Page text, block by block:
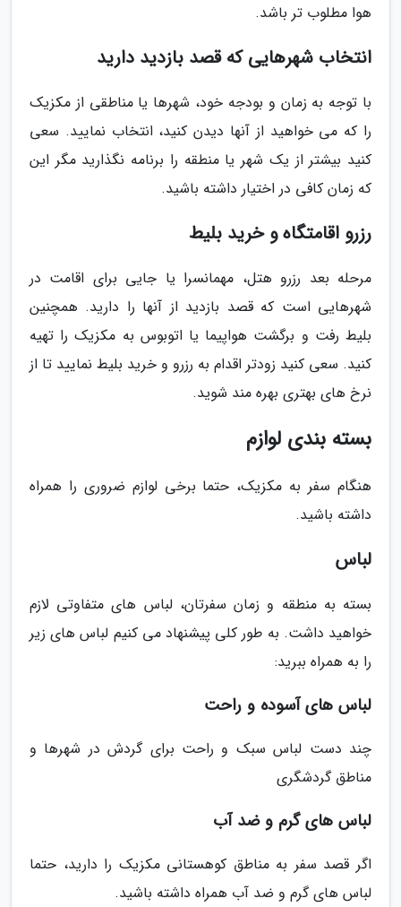
هوا مطلوب تر باشد.
انتخاب شهرهایی که قصد بازدید دارید
با توجه به زمان و بودجه خود، شهرها یا مناطقی از مکزیک
را که می خواهید از آنها دیدن کنید، انتخاب نمایید. سعی
کنید بیشتر از یک شهر یا منطقه را برنامه نگذارید مگر این
که زمان کافی در اختیار داشته باشید.
رزرو اقامتگاه و خرید بلیط
مرحله بعد رزرو هتل، مهمانسرا یا جایی برای اقامت در
شهرهایی است که قصد بازدید از آنها را دارید. همچنین
بلیط رفت و برگشت هواپیما یا اتوبوس به مکزیک را تهیه
کنید. سعی کنید زودتر اقدام به رزرو و خرید بلیط نمایید تا از
نرخ های بهتری بهره مند شوید.
بسته بندی لوازم
هنگام سفر به مکزیک، حتما برخی لوازم ضروری را همراه
داشته باشید.
لباس
بسته به منطقه و زمان سفرتان، لباس های متفاوتی لازم
خواهید داشت. به طور کلی پیشنهاد می کنیم لباس های زیر
را به همراه ببرید:
لباس های آسوده و راحت
چند دست لباس سبک و راحت برای گردش در شهرها و
مناطق گردشگری
لباس های گرم و ضد آب
اگر قصد سفر به مناطق کوهستانی مکزیک را دارید، حتما
لباس های گرم و ضد آب همراه داشته باشید.